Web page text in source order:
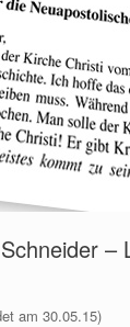
–
am 30.05.15)